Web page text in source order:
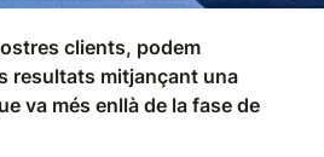
clients, podem
resultats mitjançant una
va més enllà de la fase de